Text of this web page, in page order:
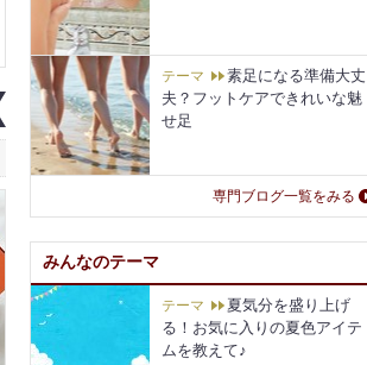
テーマ
素足になる準備大丈
夫？フットケアできれいな魅
せ足
専門ブログ一覧をみる
みんなのテーマ
テーマ
夏気分を盛り上げ
る！お気に入りの夏色アイテ
ムを教えて♪